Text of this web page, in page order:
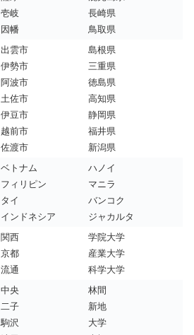
壱岐
因幡
長崎県
鳥取県
出雲市
伊勢市
阿波市
土佐市
伊豆市
越前市
佐渡市
島根県
三重県
徳島県
高知県
静岡県
福井県
新潟県
ベトナム
フィリピン
タイ
インドネシア
ハノイ
マニラ
バンコク
ジャカルタ
関西
京都
流通
学院大学
産業大学
科学大学
中央
二子
駒沢
林間
新地
大学